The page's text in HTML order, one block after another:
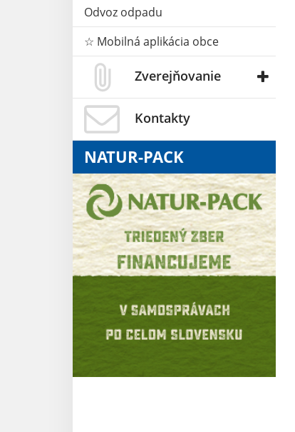
Odvoz odpadu
☆ Mobilná aplikácia obce
Zverejňovanie
Kontakty
NATUR-PACK